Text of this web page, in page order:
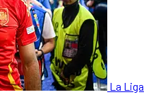
La Liga